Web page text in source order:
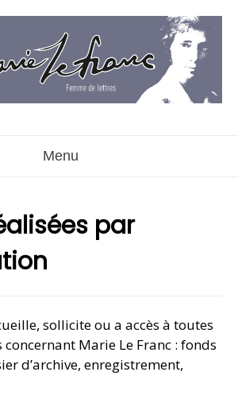
Menu
par
sollicite ou a accès à toutes
concernant Marie Le Franc : fonds
d’archive, enregistrement,